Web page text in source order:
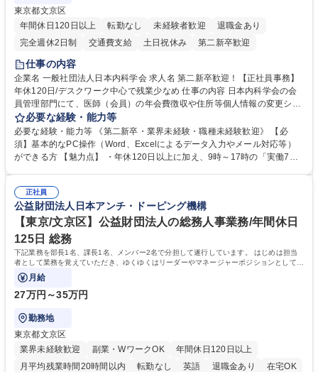
東京都文京区
年間休日120日以上
転勤なし 未経験者歓迎
退職金あり
完全週休2日制
交通費支給 土日祝休み 第二新卒歓迎
仕事の内容
企業名 一般社団法人日本内科学会 求人名 第二新卒歓迎！【正社員事務】
年休120日/デスクワーク中心で残業少なめ 仕事の内容 日本内科学会の会
員管理部門にて、医師（会員）の年会費徴収や住所等個人情報の変更シス
テム入力、電話・FAX対応をお任せします。将来的には、各種委員会の運
営事務局業務などにも幅広く携わっていただきます。 【会員管理・データ
入力業務】 ・医師（会員）の住所変更、個人情報のシステム登録・更新
・年会費の徴収管理や入金データの照合確認 【問い合わせ対応】 ・会員
年休120日/デスクワーク中心で残業少なめ
必要な経験・能力等
必要な経験・能力等 《第二新卒・業界未経験・職種未経験歓迎》 【必
須】基本的なPC操作（Word、Excelによるデータ入力やメール対応等）
ができる方 【魅力点】 ・年休120日以上に加え、9時～17時の「実働7時
整、資料作成、当日の運営サポート 学歴・資格 学歴：大学院 大学 語学
力： 資格：
正社員
公益財団法人日本アンチ・ドーピング機構
【東京/文京区】公益財団法人の総務人事業務/年間休日
125日 総務
下記業務を部長1名、課長1名、メンバー2名で分担して遂行しています。 はじめは担当
者として業務を覚えていただき、ゆくゆくはリーダーやマネージャーポジションとして活
躍いただくことを期待しています。
月給
27万円～35万円
勤務地
東京都文京区
業界未経験歓迎
副業・WワークOK
年間休日120日以上
月平均残業時間20時間以内
転勤なし 英語 退職金あり
在宅OK